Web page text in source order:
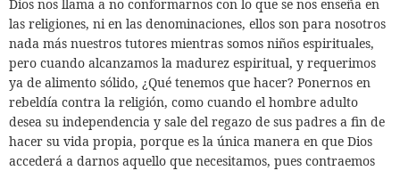
Dios nos llama a no conformarnos con lo que se nos enseña en
las religiones, ni en las denominaciones, ellos son para nosotros
nada más nuestros tutores mientras somos niños espirituales,
pero cuando alcanzamos la madurez espiritual, y requerimos
ya de alimento sólido, ¿Qué tenemos que hacer? Ponernos en
rebeldía contra la religión, como cuando el hombre adulto
desea su independencia y sale del regazo de sus padres a fin de
hacer su vida propia, porque es la única manera en que Dios
accederá a darnos aquello que necesitamos, pues contraemos